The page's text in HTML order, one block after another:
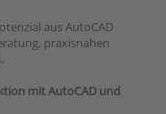
aus AutoCAD
praxisnahen
mit AutoCAD und